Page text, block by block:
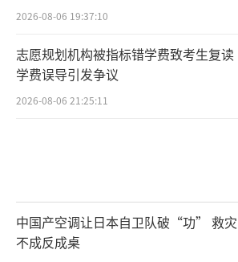
2026-08-06 19:37:10
志愿规划机构被指标错学费致考生复读
学费误导引发争议
2026-08-06 21:25:11
中国产空调让日本自卫队破“功” 救灾
不成反成桌